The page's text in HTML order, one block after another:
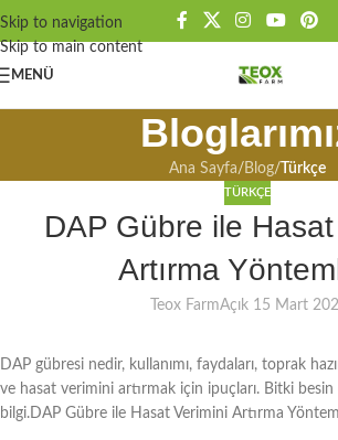
Skip to navigation
Skip to main content
MENÜ
Ana Sayfa/ Blog/ Türkçe
TÜRKÇE
DAP Gübre ile
Artırma
Teox FarmAçık 15 Mart
DAP gübresi nedir, kullanımı, faydaları, toprak
ve hasat verimini artırmak için ipuçları. Bitki besin
bilgi.DAP Gübre ile Hasat Verimini Artırma